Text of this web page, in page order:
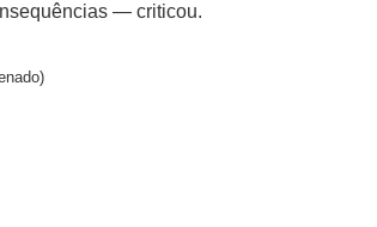
— criticou.